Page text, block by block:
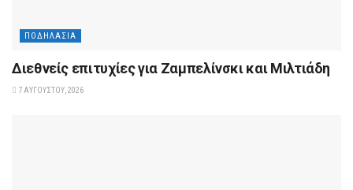
ΠΟΔΗΛΑΣΊΑ
Διεθνείς επιτυχίες για Ζαμπελίνσκι και Μιλτιάδη
7 ΑΥΓΟΎΣΤΟΥ, 2026